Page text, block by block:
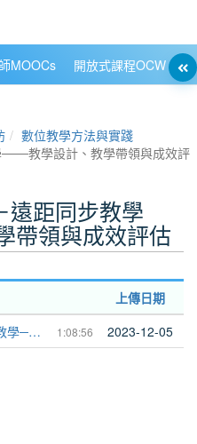
MOOCs 開放式課程OCW
數位教學方法與實踐
教學設計、教學帶領與成效評
遠距同步教學
帶領與成效評估
上傳日期
1:08:56
效評估 2023-12-05